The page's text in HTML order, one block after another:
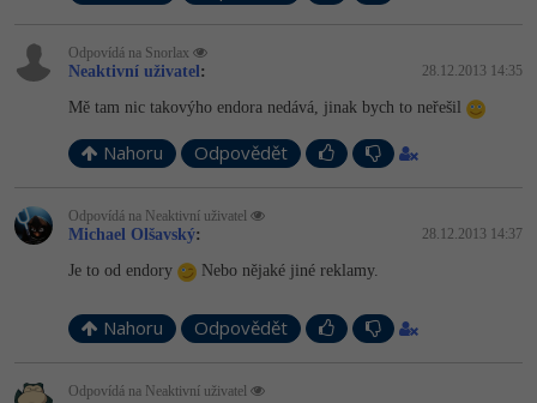
Odpovídá na Snorlax
Neaktivní uživatel: 28.12.2013 14:35
Mě tam nic takovýho endora nedává, jinak bych to neřešil
Nahoru Odpovědět
Odpovídá na Neaktivní uživatel
Michael Olšavský: 28.12.2013 14:37
Je to od endory Nebo nějaké jiné reklamy.
Nahoru Odpovědět
Odpovídá na Neaktivní uživatel